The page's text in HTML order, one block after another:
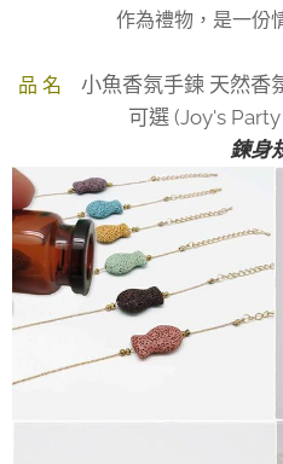
作為禮物，是一份
品 名 小魚香氛手鍊 天然香
可選 (Joy's
鍊身